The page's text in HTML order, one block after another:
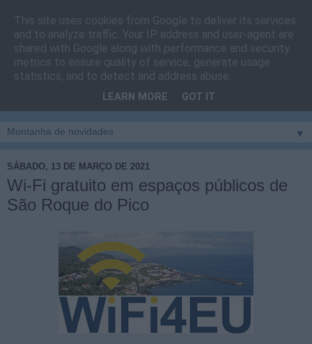
Cais do Pico
Blog sobre um pouco de tudo relacionado com a ilha
vila e ao concelho de São Roque do Pico
▼
SÁBADO, 13 DE MARÇO DE 2021
Wi-Fi gratuito em espaços públicos de
São Roque do Pico
This site uses cookies from Google to deliver its services
and to analyze traffic. Your IP address and user-agent are
shared with Google along with performance and security
metrics to ensure quality of service, generate usage
statistics, and to detect and address abuse.
LEARN MORE GOT IT